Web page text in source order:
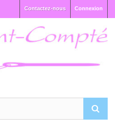
Connexion
Contactez-nous